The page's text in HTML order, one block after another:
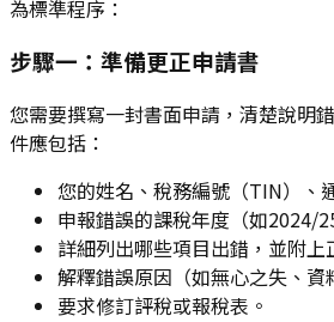
為標準程序：
步驟一：準備更正申請書
您需要撰寫一封書面申請，清楚說明
件應包括：
您的姓名、稅務編號（TIN）、
申報錯誤的課稅年度（如2024/
詳細列出哪些項目出錯，並附上
解釋錯誤原因（如無心之失、資
要求修訂評稅或報稅表。